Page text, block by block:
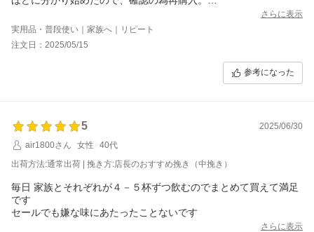
ソルブレンド・ルナブレンド共に、ハッキリとした明確な味わい
が特徴。
恐らく、余程下手をしない限り飲みづらい珈琲にはならないと思
う。
濃いめの珈琲が好きな人にはお勧め出来るブレンドです。
ただ、優しい口当たりや甘い香りを望む方には不向きです。
さらに表示
実用品・普段使い｜家族へ｜リピート
注文日：2025/05/15
参考になった
5
2025/06/30
air1800さん
女性
40代
出荷方法:通常出荷 | 挽き方:店長のおすすめ挽き（中挽き）
毎日 家族とそれぞれが４－５杯ずつ飲むのでまとめて買えて満足
です
セールでも嫌な味にあたったことないです
さらに表示